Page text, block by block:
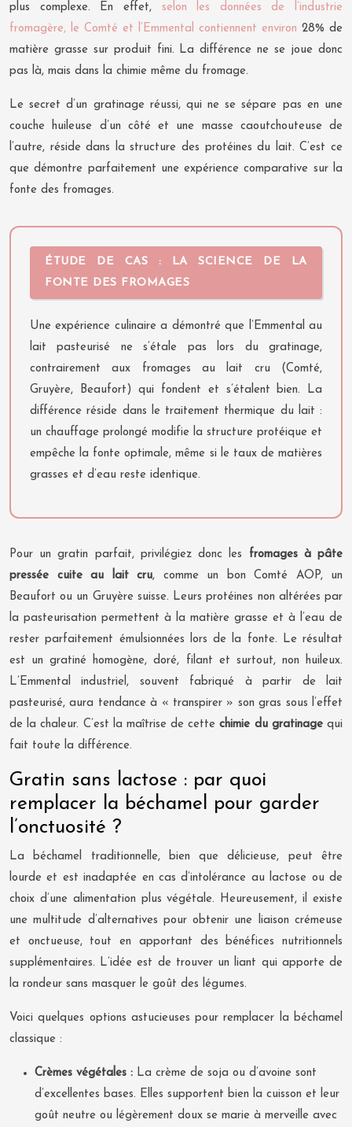
plus complexe. En effet, selon les données de l’industrie
fromagère, le Comté et l’Emmental contiennent environ 28% de
matière grasse sur produit fini. La différence ne se joue donc
pas là, mais dans la chimie même du fromage.
Le secret d’un gratinage réussi, qui ne se sépare pas en une
couche huileuse d’un côté et une masse caoutchouteuse de
l’autre, réside dans la structure des protéines du lait. C’est ce
que démontre parfaitement une expérience comparative sur la
fonte des fromages.
ÉTUDE DE CAS : LA SCIENCE DE LA
FONTE DES FROMAGES
Une expérience culinaire a démontré que l’Emmental au
lait pasteurisé ne s’étale pas lors du gratinage,
contrairement aux fromages au lait cru (Comté,
Gruyère, Beaufort) qui fondent et s’étalent bien. La
différence réside dans le traitement thermique du lait :
un chauffage prolongé modifie la structure protéique et
empêche la fonte optimale, même si le taux de matières
grasses et d’eau reste identique.
Pour un gratin parfait, privilégiez donc les fromages à pâte
pressée cuite au lait cru, comme un bon Comté AOP, un
Beaufort ou un Gruyère suisse. Leurs protéines non altérées par
la pasteurisation permettent à la matière grasse et à l’eau de
rester parfaitement émulsionnées lors de la fonte. Le résultat
est un gratiné homogène, doré, filant et surtout, non huileux.
L’Emmental industriel, souvent fabriqué à partir de lait
pasteurisé, aura tendance à « transpirer » son gras sous l’effet
de la chaleur. C’est la maîtrise de cettechimie du gratinagequi
fait toute la différence.
Gratin sans lactose : par quoi
remplacer la béchamel pour garder
l’onctuosité ?
La béchamel traditionnelle, bien que délicieuse, peut être
lourde et est inadaptée en cas d’intolérance au lactose ou de
choix d’une alimentation plus végétale. Heureusement, il existe
une multitude d’alternatives pour obtenir une liaison crémeuse
et onctueuse, tout en apportant des bénéfices nutritionnels
supplémentaires. L’idée est de trouver un liant qui apporte de
la rondeur sans masquer le goût des légumes.
Voici quelques options astucieuses pour remplacer la béchamel
classique :
Crèmes végétales : La crème de soja ou d’avoine sont
d’excellentes bases. Elles supportent bien la cuisson et leur
goût neutre ou légèrement doux se marie à merveille avec